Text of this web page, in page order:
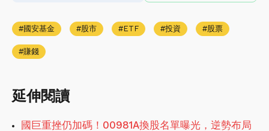
國安基金 股市 ETF 投資 股票
賺錢
延伸閱讀
國巨重挫仍加碼！00981A換股名單曝光，逆勢布局